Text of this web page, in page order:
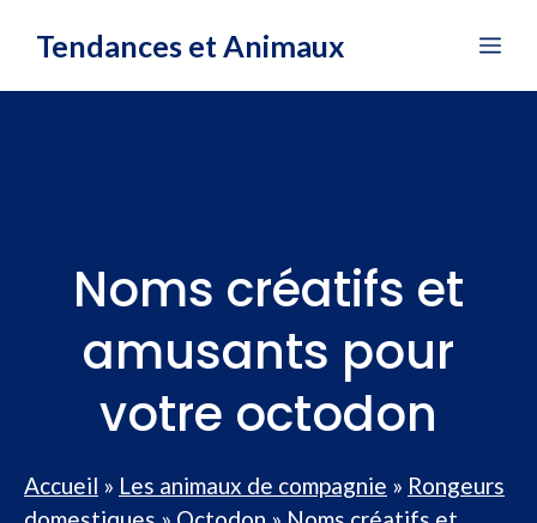
Tendances et Animaux
Noms créatifs et
amusants pour
votre octodon
Accueil » Les animaux de compagnie » Rongeurs